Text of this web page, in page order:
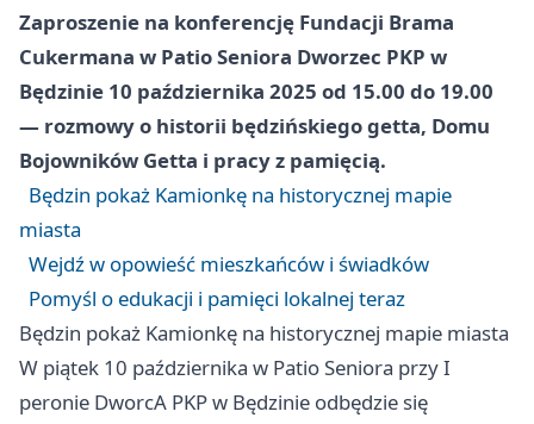
Zaproszenie na konferencję Fundacji Brama
Cukermana w Patio Seniora Dworzec PKP w
Będzinie 10 października 2025 od 15.00 do 19.00
— rozmowy o historii będzińskiego getta, Domu
Bojowników Getta i pracy z pamięcią.
Będzin pokaż Kamionkę na historycznej mapie
miasta
Wejdź w opowieść mieszkańców i świadków
Pomyśl o edukacji i pamięci lokalnej teraz
Będzin pokaż Kamionkę na historycznej mapie miasta
W piątek 10 października w Patio Seniora przy I
peronie DworcA PKP w Będzinie odbędzie się